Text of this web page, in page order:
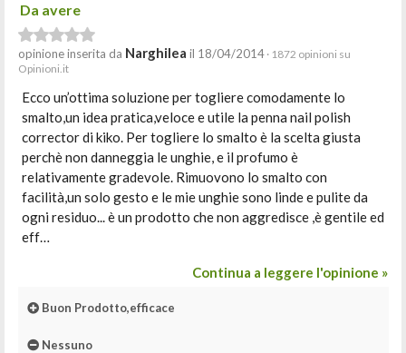
Da avere
opinione inserita da Narghilea il 18/04/2014 · 1872 opinioni su
Opinioni.it
Ecco un’ottima soluzione per togliere comodamente lo
smalto,un idea pratica,veloce e utile la penna nail polish
corrector di kiko. Per togliere lo smalto è la scelta giusta
perchè non danneggia le unghie, e il profumo è
relativamente gradevole. Rimuovono lo smalto con
facilità,un solo gesto e le mie unghie sono linde e pulite da
ogni residuo... è un prodotto che non aggredisce ,è gentile ed
eff…
Continua a leggere l'opinione »
Buon Prodotto,efficace
Nessuno